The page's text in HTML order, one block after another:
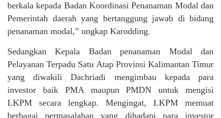
berkala kepada Badan Koordinasi Penanaman Modal dan
Pemerintah daerah yang bertanggung jawab di bidang
penanaman modal,” ungkap Karodding.
Sedangkan Kepala Badan penanaman Modal dan
Pelayanan Terpadu Satu Atap Provinsi Kalimantan Timur
yang diwakili Dachriadi mengimbau kepada para
investor baik PMA maupun PMDN untuk mengisi
LKPM secara lengkap. Mengingat, LKPM memuat
berbagai permasalahan yang dihadapi para investor